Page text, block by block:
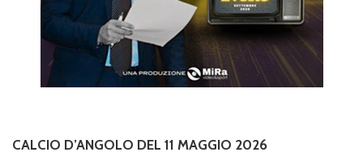
CALCIO D’ANGOLO DEL 11 MAGGIO 2026